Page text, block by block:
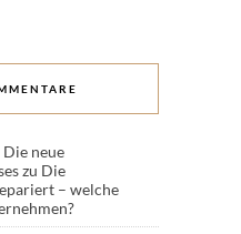
neue
zu Die
– welche